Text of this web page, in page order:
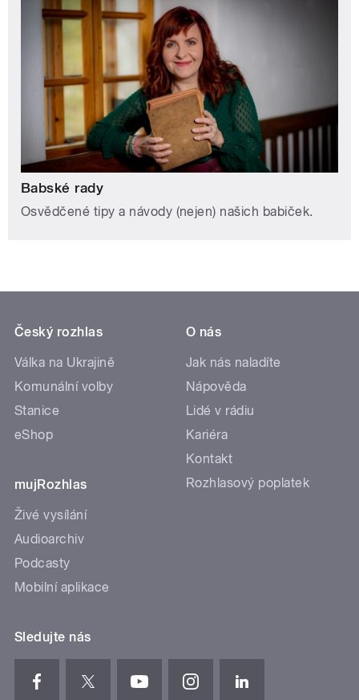
Babské rady
Osvědčené tipy a návody (nejen) našich babiček.
Český rozhlas
Válka na Ukrajině
Komunální volby
Stanice
eShop
mujRozhlas
Živé vysílání
Audioarchiv
Podcasty
Mobilní aplikace
O nás
Jak nás naladíte
Nápověda
Lidé v rádiu
Kariéra
Kontakt
Rozhlasový poplatek
Sledujte nás